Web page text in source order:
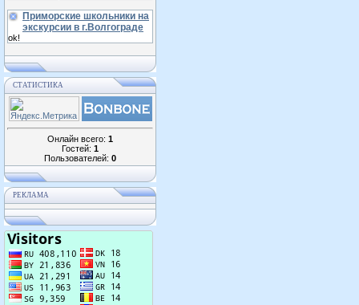
Приморские школьники на
экскурсии в г.Волгограде
ok!
СТАТИСТИКА
Онлайн всего: 1
Гостей: 1
Пользователей: 0
РЕКЛАМА